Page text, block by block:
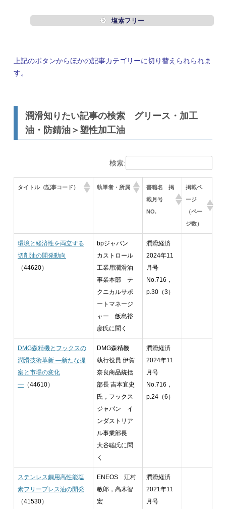
塩素フリー
上記のボタンからほかの記事カテゴリーに切り替えられられま
す。
潤滑知りたい記事の検索 グリース・加工
油・防錆油＞塑性加工油
検索:
タイトル（記事コード） 執筆者・所属
書籍名 掲
載月号
NO.
掲載ペ
ージ
（ペー
ジ数）
環境と経済性を両立する
切削油の開発動向
（44620）
bpジャパン
カストロール
工業用潤滑油
事業本部 テ
クニカルサポ
ートマネージ
ャー 飯島裕
彦氏に聞く
潤滑経済
2024年11
月号
No.716，
p.30（3）
DMG森精機とフックスの
潤滑技術革新 ―新たな提
案と市場の変化
― （44610）
DMG森精機
執行役員 伊賀
奈良商品統括
部長 吉本宜史
氏，フックス
ジャパン イ
ンダストリア
ル事業部長
大谷聡氏に聞
く
潤滑経済
2024年11
月号
No.716，
p.24（6）
ステンレス鋼用高性能塩
素フリープレス油の開発
（41530）
ENEOS 江村
敏郎，髙木智
宏
潤滑経済
2021年11
月号